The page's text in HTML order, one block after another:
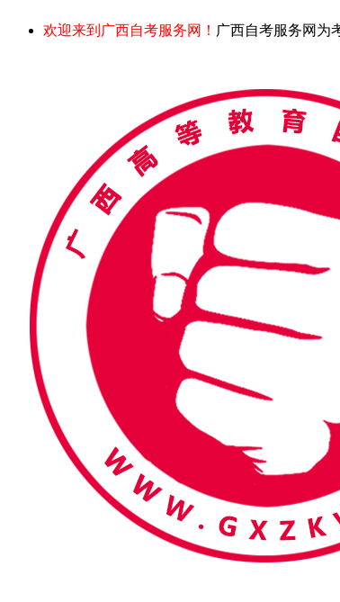
欢迎来到广西自考服务网！ 广西自考服务网为